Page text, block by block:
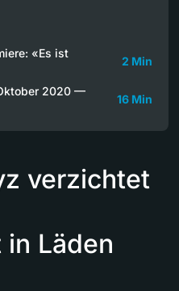
«Es ist
2 Min
2020 —
16 Min
verzichtet
Läden